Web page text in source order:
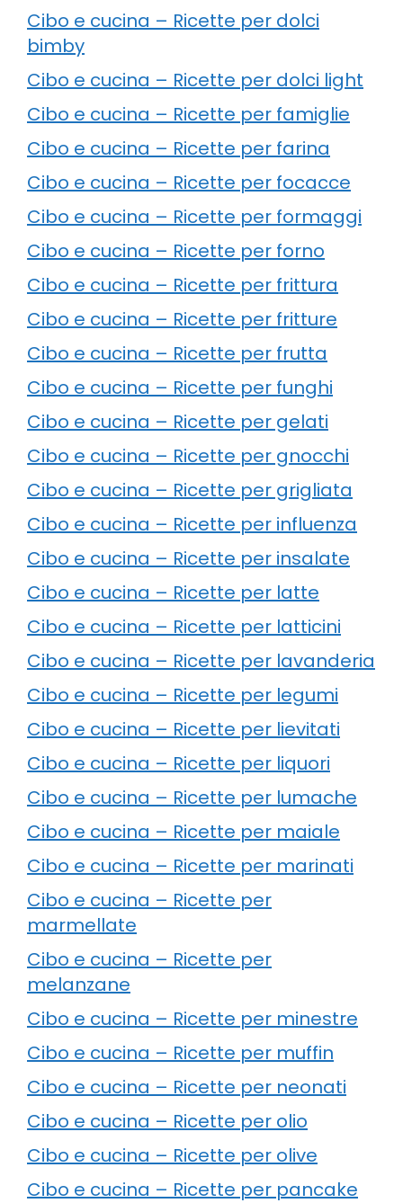
Cibo e cucina – Ricette per dolci
bimby
Cibo e cucina – Ricette per dolci light
Cibo e cucina – Ricette per famiglie
Cibo e cucina – Ricette per farina
Cibo e cucina – Ricette per focacce
Cibo e cucina – Ricette per formaggi
Cibo e cucina – Ricette per forno
Cibo e cucina – Ricette per frittura
Cibo e cucina – Ricette per fritture
Cibo e cucina – Ricette per frutta
Cibo e cucina – Ricette per funghi
Cibo e cucina – Ricette per gelati
Cibo e cucina – Ricette per gnocchi
Cibo e cucina – Ricette per grigliata
Cibo e cucina – Ricette per influenza
Cibo e cucina – Ricette per insalate
Cibo e cucina – Ricette per latte
Cibo e cucina – Ricette per latticini
Cibo e cucina – Ricette per lavanderia
Cibo e cucina – Ricette per legumi
Cibo e cucina – Ricette per lievitati
Cibo e cucina – Ricette per liquori
Cibo e cucina – Ricette per lumache
Cibo e cucina – Ricette per maiale
Cibo e cucina – Ricette per marinati
Cibo e cucina – Ricette per
marmellate
Cibo e cucina – Ricette per
melanzane
Cibo e cucina – Ricette per minestre
Cibo e cucina – Ricette per muffin
Cibo e cucina – Ricette per neonati
Cibo e cucina – Ricette per olio
Cibo e cucina – Ricette per olive
Cibo e cucina – Ricette per pancake